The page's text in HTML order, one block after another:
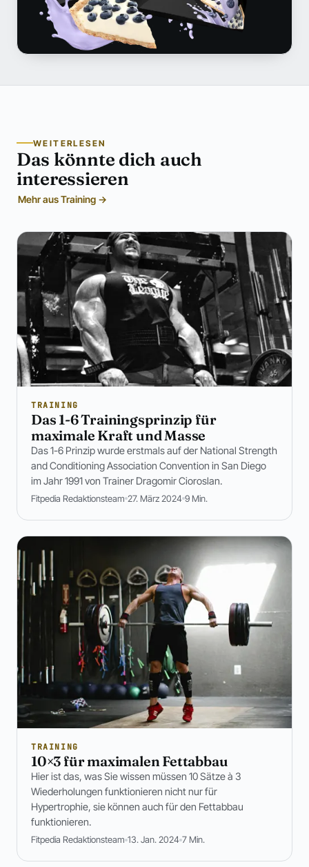
WEITERLESEN
Das könnte dich auch
interessieren
Mehr aus Training →
TRAINING
Das 1-6 Trainingsprinzip für
maximale Kraft und Masse
Das 1-6 Prinzip wurde erstmals auf der National Strength
and Conditioning Association Convention in San Diego
im Jahr 1991 von Trainer Dragomir Cioroslan.
Fitpedia Redaktionsteam 27. März 2024 9 Min.
TRAINING
10×3 für maximalen Fettabbau
Hier ist das, was Sie wissen müssen 10 Sätze à 3
Wiederholungen funktionieren nicht nur für
Hypertrophie, sie können auch für den Fettabbau
funktionieren.
Fitpedia Redaktionsteam 13. Jan. 2024 7 Min.